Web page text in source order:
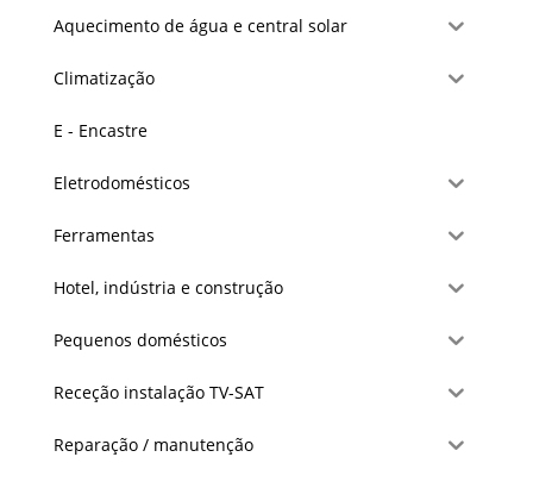
Aquecimento de água e central solar
Climatização
E - Encastre
Eletrodomésticos
Ferramentas
Hotel, indústria e construção
Pequenos domésticos
Receção instalação TV-SAT
Reparação / manutenção